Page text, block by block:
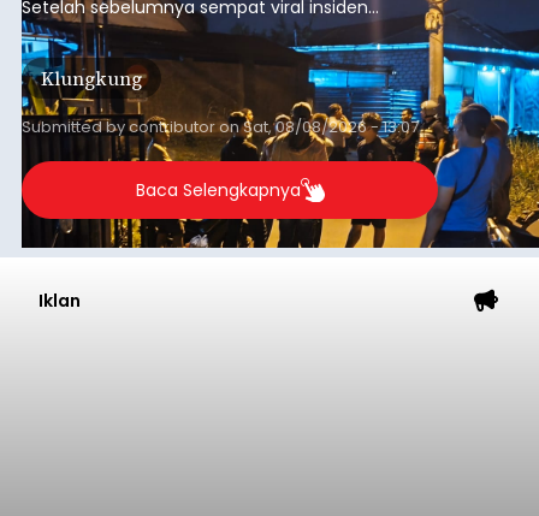
Setelah sebelumnya sempat viral insiden
keributan di barat Pasar Galiran, peristiwa serupa
kini menimpa seorang pemuda asal Kabupaten
Sumba Barat Daya (SBD), Nusa Tenggara Timur
(NTT).
Klungkung
Submitted bycontributoronSat, 08/08/2026 - 13:07
Baca Selengkapnya
Iklan